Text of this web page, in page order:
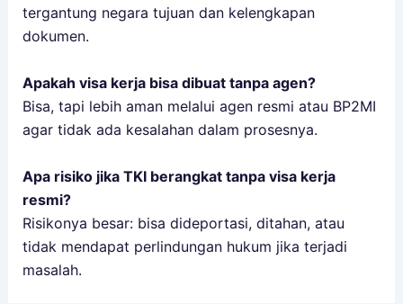
tergantung negara tujuan dan kelengkapan
dokumen.
Apakah visa kerja bisa dibuat tanpa agen?
Bisa, tapi lebih aman melalui agen resmi atau BP2MI
agar tidak ada kesalahan dalam prosesnya.
Apa risiko jika TKI berangkat tanpa visa kerja
resmi?
Risikonya besar: bisa dideportasi, ditahan, atau
tidak mendapat perlindungan hukum jika terjadi
masalah.